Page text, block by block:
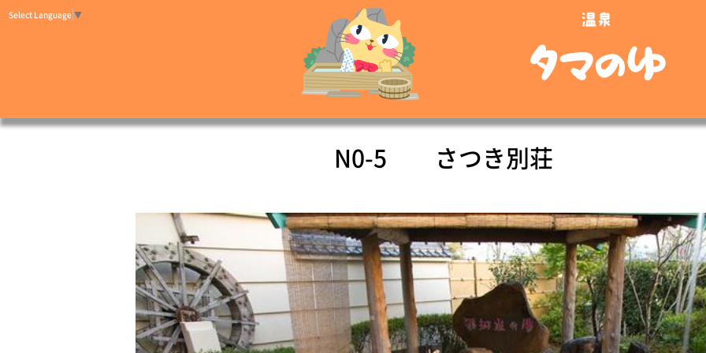
Select Language ▼ 温泉
タマのゆ
N0-5 さつき別荘